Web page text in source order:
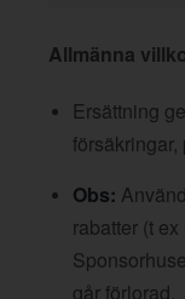
Allmänna
Ersättning
försäkringar,
Obs:
rabatter (t
går förlorad.